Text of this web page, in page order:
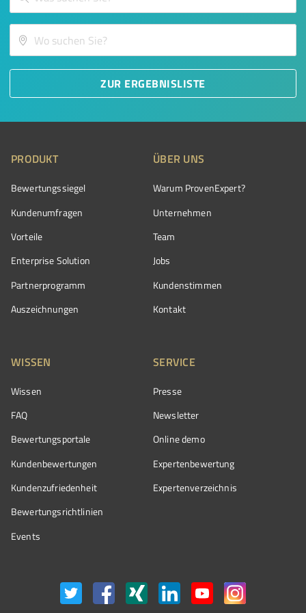
ZUR ERGEBNISLISTE
PRODUKT
Bewertungssiegel
Kundenumfragen
Vorteile
Enterprise Solution
Partnerprogramm
Auszeichnungen
ÜBER UNS
Warum ProvenExpert?
Unternehmen
Team
Jobs
Kundenstimmen
Kontakt
WISSEN
Wissen
FAQ
Bewertungsportale
Kundenbewertungen
Kundenzufriedenheit
Bewertungs­richtlinien
Events
SERVICE
Presse
Newsletter
Online demo
Expertenbewertung
Expertenverzeichnis